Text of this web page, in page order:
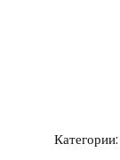
Категории: